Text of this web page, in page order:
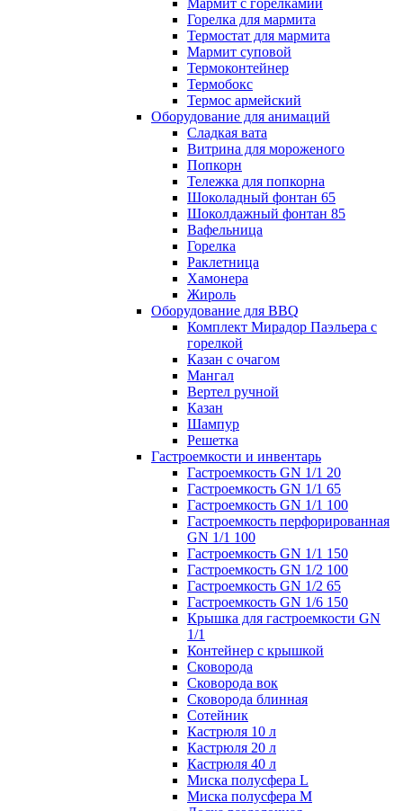
Мармит с горелкамии
Горелка для мармита
Термостат для мармита
Мармит суповой
Термоконтейнер
Термобокс
Термос армейский
Оборудование для анимаций
Сладкая вата
Витрина для мороженого
Попкорн
Тележка для попкорна
Шоколадный фонтан 65
Шоколдажный фонтан 85
Вафельница
Горелка
Раклетница
Хамонера
Жироль
Оборудование для BBQ
Комплект Мирадор Паэльера с
горелкой
Казан с очагом
Мангал
Вертел ручной
Казан
Шампур
Решетка
Гастроемкости и инвентарь
Гастроемкость GN 1/1 20
Гастроемкость GN 1/1 65
Гастроемкость GN 1/1 100
Гастроемкость перфорированная
GN 1/1 100
Гастроемкость GN 1/1 150
Гастроемкость GN 1/2 100
Гастроемкость GN 1/2 65
Гастроемкость GN 1/6 150
Крышка для гастроемкости GN
1/1
Контейнер с крышкой
Сковорода
Сковорода вок
Сковорода блинная
Сотейник
Кастрюля 10 л
Кастрюля 20 л
Кастрюля 40 л
Миска полусфера L
Миска полусфера M